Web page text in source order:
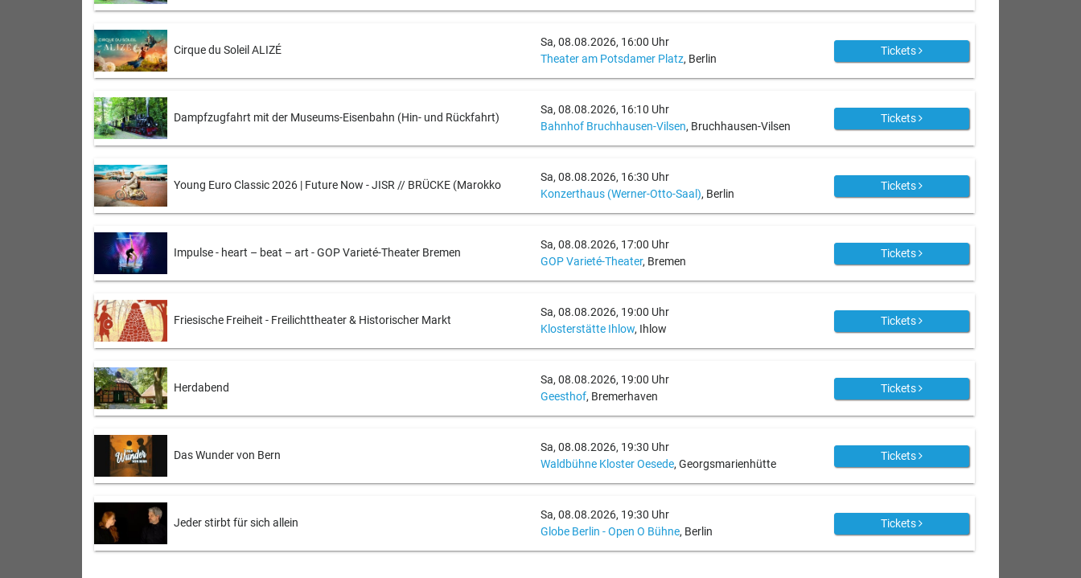
Cirque du Soleil ALIZÉ
Sa, 08.08.2026, 16:00 Uhr
Theater am Potsdamer Platz, Berlin
Tickets
Dampfzugfahrt mit der Museums-Eisenbahn (Hin- und Rückfahrt)
Sa, 08.08.2026, 16:10 Uhr
Bahnhof Bruchhausen-Vilsen, Bruchhausen-Vilsen
Tickets
Young Euro Classic 2026 | Future Now - JISR // BRÜCKE (Marokko
Sa, 08.08.2026, 16:30 Uhr
Konzerthaus (Werner-Otto-Saal), Berlin
Tickets
Impulse - heart – beat – art - GOP Varieté-Theater Bremen
Sa, 08.08.2026, 17:00 Uhr
GOP Varieté-Theater, Bremen
Tickets
Friesische Freiheit - Freilichttheater & Historischer Markt
Sa, 08.08.2026, 19:00 Uhr
Klosterstätte Ihlow, Ihlow
Tickets
Herdabend
Sa, 08.08.2026, 19:00 Uhr
Geesthof, Bremerhaven
Tickets
Das Wunder von Bern
Sa, 08.08.2026, 19:30 Uhr
Waldbühne Kloster Oesede, Georgsmarienhütte
Tickets
Jeder stirbt für sich allein
Sa, 08.08.2026, 19:30 Uhr
Globe Berlin - Open O Bühne, Berlin
Tickets